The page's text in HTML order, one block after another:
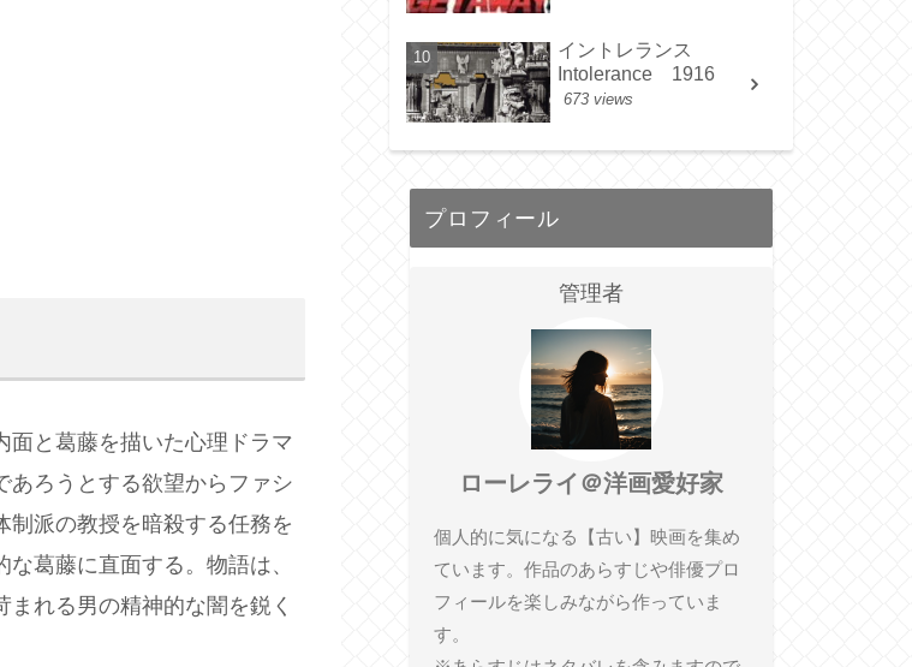
面と葛藤を描いた心理ドラマ
あろうとする欲望からファシ
制派の教授を暗殺する任務を
葛藤に直面する。物語は、
れる男の精神的な闇を鋭く
イントレランス
Intolerance 1916
673 views
プロフィール
管理者
ローレライ＠洋画愛好家
個人的に気になる【古い】映画を集め
ています。作品のあらすじや俳優プロ
フィールを楽しみながら作っていま
す。